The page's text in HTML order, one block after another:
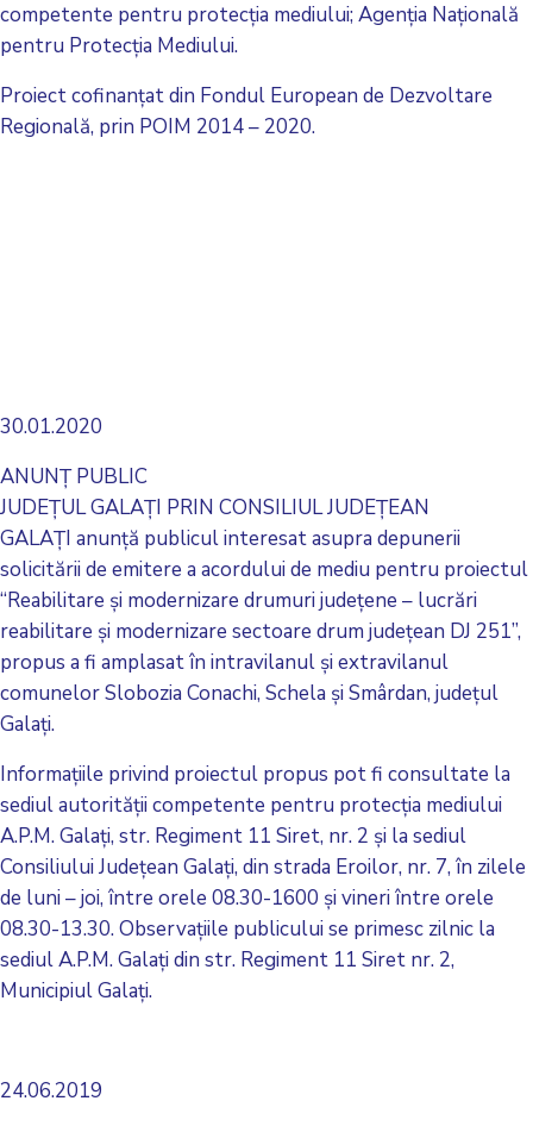
competente pentru protecţia mediului; Agenţia Naţională
pentru Protecţia Mediului.
Proiect cofinanţat din Fondul European de Dezvoltare
Regională, prin POIM 2014 – 2020.
30.01.2020
ANUNŢ PUBLIC
JUDEŢUL GALAŢI PRIN CONSILIUL JUDEŢEAN
GALAŢI anunţă publicul interesat asupra depunerii
solicitării de emitere a acordului de mediu pentru proiectul
“Reabilitare şi modernizare drumuri judeţene – lucrări
reabilitare şi modernizare sectoare drum judeţean DJ 251”,
propus a fi amplasat în intravilanul şi extravilanul
comunelor Slobozia Conachi, Schela şi Smârdan, judeţul
Galaţi.
Informaţiile privind proiectul propus pot fi consultate la
sediul autorităţii competente pentru protecţia mediului
A.P.M. Galaţi, str. Regiment 11 Siret, nr. 2 şi la sediul
Consiliului Judeţean Galaţi, din strada Eroilor, nr. 7, în zilele
de luni – joi, între orele 08.30-1600 şi vineri între orele
08.30-13.30. Observaţiile publicului se primesc zilnic la
sediul A.P.M. Galaţi din str. Regiment 11 Siret nr. 2,
Municipiul Galaţi.
24.06.2019